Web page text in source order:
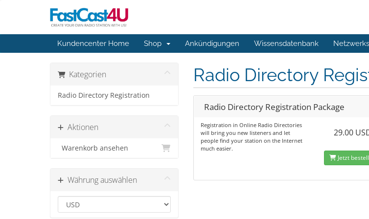
Kundencenter Home Shop Ankündigungen Wissensdatenbank
Kategorien
Radio Directory Registration
Aktionen
Warenkorb ansehen
Währung auswählen
Radio Directory
Radio Directory Registration Package
Registration in Online Radio Directories
will bring you new listeners and let
people find your station on the Internet
much easier.
29.00
Jetzt